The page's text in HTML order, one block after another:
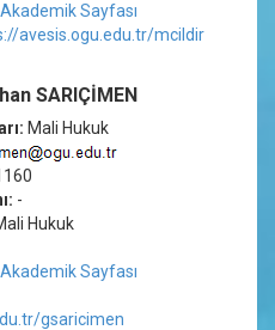
Sayfası
avesis.ogu.edu.tr/mcildir
SARIÇİMEN
Mali Hukuk
-
Hukuk
Sayfası
gsaricimen